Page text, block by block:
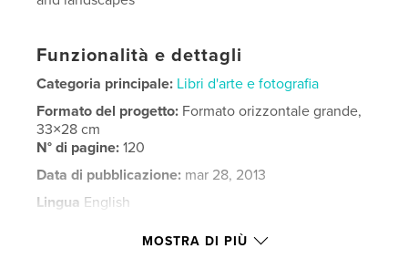
Funzionalità e dettagli
Categoria principale: Libri d'arte e fotografia
Formato del progetto: Formato orizzontale grande,
33×28 cm
N° di pagine:120
Data di pubblicazione: mar 28, 2013
Lingua English
MOSTRA DI PIÙ